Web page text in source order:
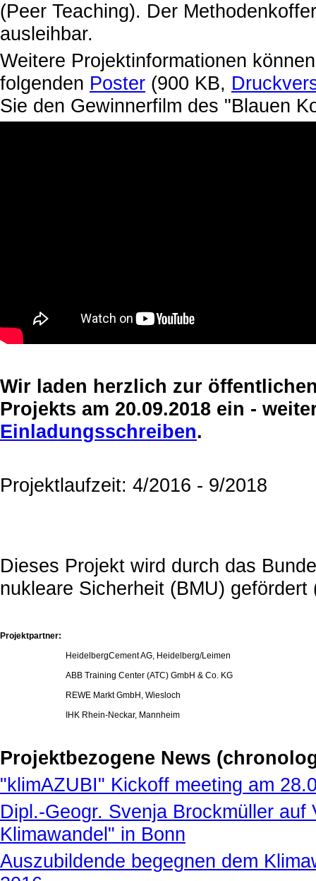
(Peer Teaching). Der
ausleihbar.
Weitere Projektinformationen
folgenden Poster (900 KB,
Sie den Gewinnerfilm des "Blauen
Wir laden herzlich zur
Projekts am 20.09.2018 ein -
Einladungsschreiben.
Projektlaufzeit: 4/2016 - 9/2018
Dieses Projekt wird durch das
nukleare Sicherheit (BMU)
Projektpartner:
HeidelbergCement AG, Heidelberg/Leimen
ABB Training Center (ATC) GmbH & Co. KG
REWE Markt GmbH, Wiesloch
IHK Rhein-Neckar, Mannheim
Projektbezogene News
"klimAZUBI" Kickoff meeting am
Dipl.-Geogr. Svenja Brockmüller
Klimawandel" in Bonn
Auszubildende begegnen dem